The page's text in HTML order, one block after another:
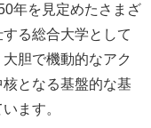
年を見定めたさまざ
る総合大学として
胆で機動的なアク
となる基盤的な基
ます。